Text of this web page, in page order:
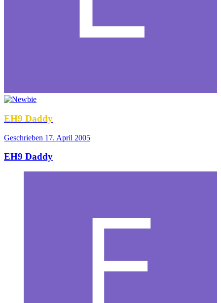
EH9 Daddy
Geschrieben 17. April 2005
EH9 Daddy